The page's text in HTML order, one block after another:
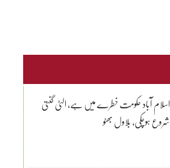
اسلام آباد حکومت خطرے میں ہے، الٹی گنتی
شروع ہوچکی، بلاول بھٹو